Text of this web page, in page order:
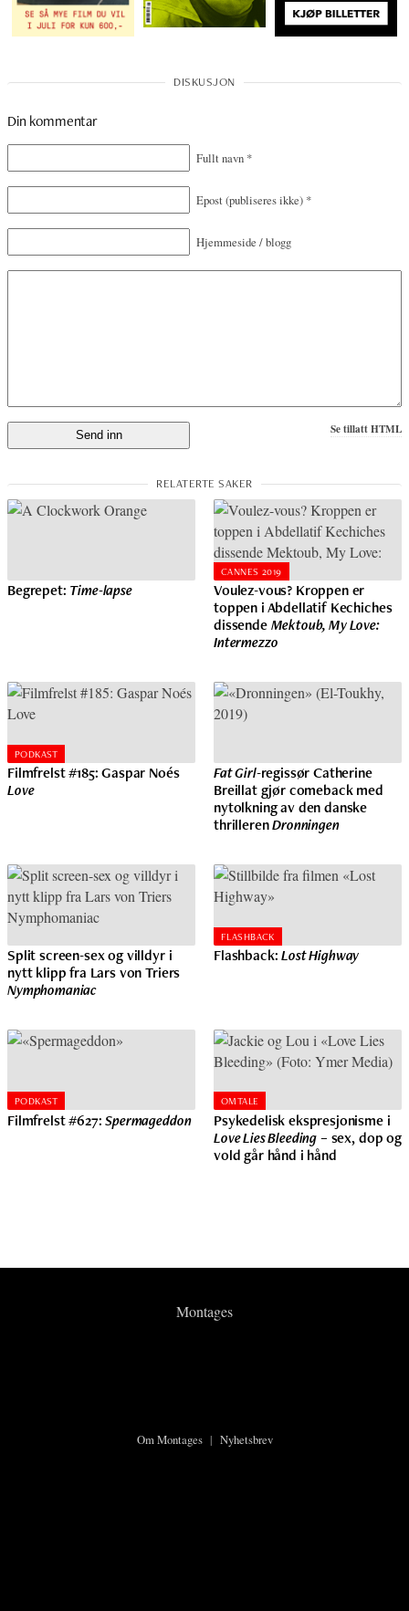
Din kommentar
Fullt navn *
Epost(publiseres ikke) *
Hjemmeside / blogg
Se tillatt HTML
Begrepet: Time-lapse
CANNES 2019
Voulez-vous? Kroppen er
toppen i Abdellatif Kechiches
dissendeMektoub, My Love:
Intermezzo
PODKAST
Filmfrelst #185: Gaspar Noés
Love
Fat Girl-regissør Catherine
Breillat gjør comeback med
nytolkning av den danske
thrillerenDronningen
Split screen-sex og villdyr i
nytt klipp fra Lars von Triers
Nymphomaniac
FLASHBACK
Flashback: Lost Highway
PODKAST
Filmfrelst #627:Spermageddon
OMTALE
Psykedelisk ekspresjonisme i
Love Lies Bleeding– sex, dop og
vold går hånd i hånd
Montages
Om Montages| Nyhetsbrev